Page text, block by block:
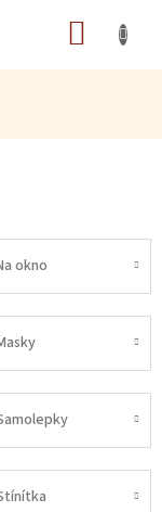
okno